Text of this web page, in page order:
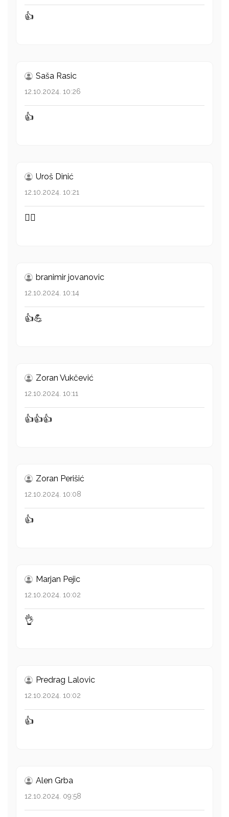
👍
Saša Rasic
12.10.2024. 10:26
👍
Uroš Dinić
12.10.2024. 10:21
👍🏼
branimir jovanovic
12.10.2024. 10:14
👍💪
Zoran Vukčević
12.10.2024. 10:11
👍👍👍
Zoran Perišić
12.10.2024. 10:08
👍
Marjan Pejic
12.10.2024. 10:02
👌
Predrag Lalovic
12.10.2024. 10:02
👍
Alen Grba
12.10.2024. 09:58